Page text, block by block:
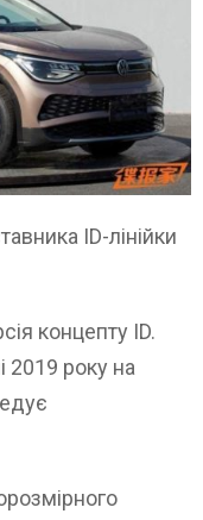
ID-лінійки
концепту ID.
2019 року на